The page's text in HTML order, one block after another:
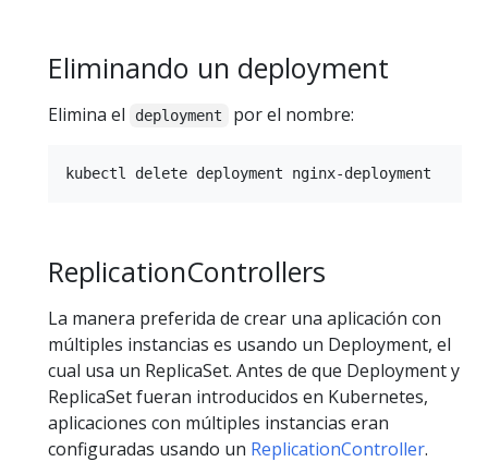
Eliminando un deployment
Elimina el deployment por el nombre:
ReplicationControllers
La manera preferida de crear una aplicación con
múltiples instancias es usando un Deployment, el
cual usa un ReplicaSet. Antes de que Deployment y
ReplicaSet fueran introducidos en Kubernetes,
aplicaciones con múltiples instancias eran
configuradas usando un ReplicationController.